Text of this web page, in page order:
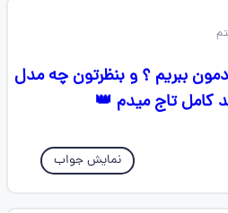
ببریم ؟ و بنظرتون چه مدل
کامل تاج میدم 👑
نمایش جواب